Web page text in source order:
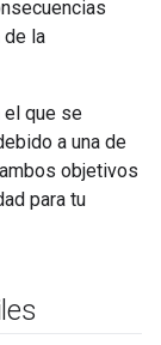
de la
el que se
a una de
objetivos
para tu